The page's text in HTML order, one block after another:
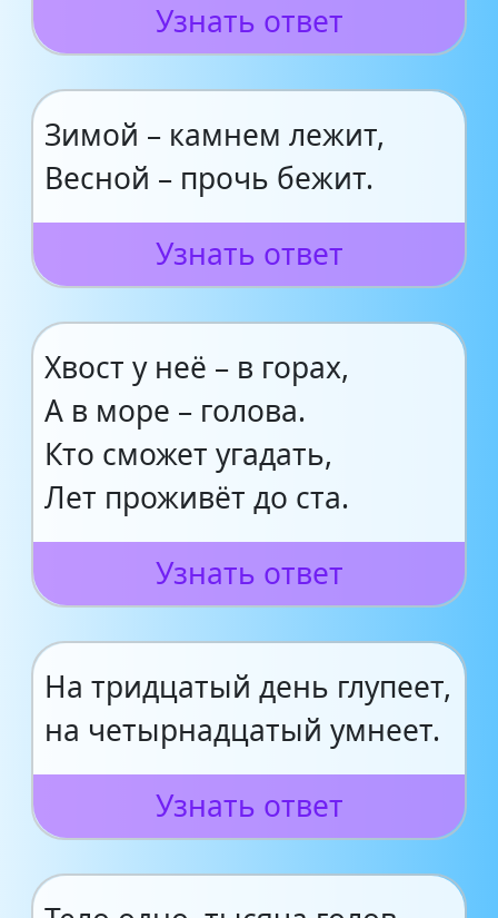
Узнать ответ
Зимой – камнем лежит,
Весной – прочь бежит.
Узнать ответ
Хвост у неё – в горах,
А в море – голова.
Кто сможет угадать,
Лет проживёт до ста.
Узнать ответ
На тридцатый день глупеет,
на четырнадцатый умнеет.
Узнать ответ